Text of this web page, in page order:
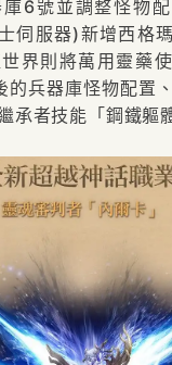
6號並調整怪物
伺服器)新增西格
界則將萬用靈藥
的兵器庫怪物配置
承者技能「鋼鐵軀